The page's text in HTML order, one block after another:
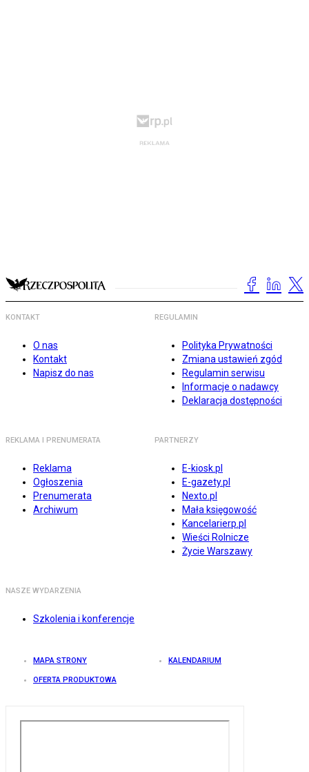
KONTAKT
O nas
Kontakt
Napisz do nas
REGULAMIN
Polityka Prywatności
Zmiana ustawień zgód
Regulamin serwisu
Informacje o nadawcy
Deklaracja dostępności
REKLAMA I PRENUMERATA
Reklama
Ogłoszenia
Prenumerata
Archiwum
PARTNERZY
E-kiosk.pl
E-gazety.pl
Nexto.pl
Mała księgowość
Kancelarierp.pl
Wieści Rolnicze
Życie Warszawy
NASZE WYDARZENIA
Szkolenia i konferencje
MAPA STRONY KALENDARIUM
OFERTA PRODUKTOWA